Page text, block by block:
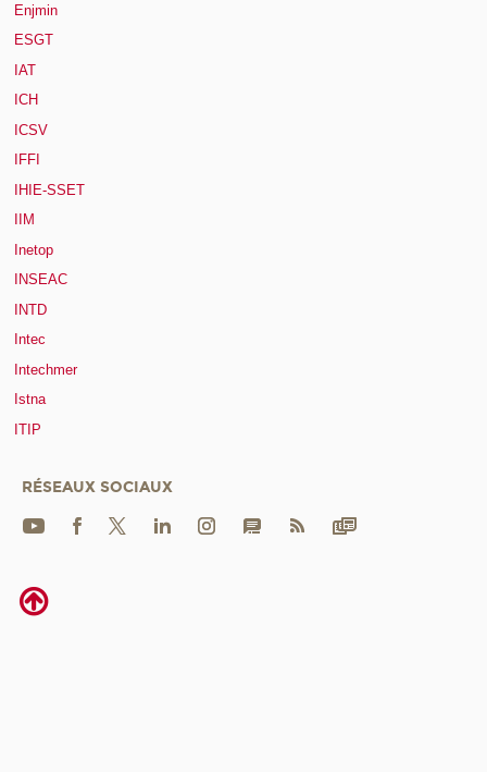
Enjmin
ESGT
IAT
ICH
ICSV
IFFI
IHIE-SSET
IIM
Inetop
INSEAC
INTD
Intec
Intechmer
Istna
ITIP
RÉSEAUX SOCIAUX